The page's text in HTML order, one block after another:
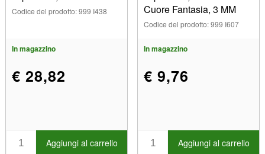
Codice del prodotto: 999 I438
In magazzino
€ 28,82
Aggiungi al carrello
Cuore Fantasia, 3 MM
Codice del prodotto: 999 I607
In magazzino
€ 9,76
Aggiungi al carrello